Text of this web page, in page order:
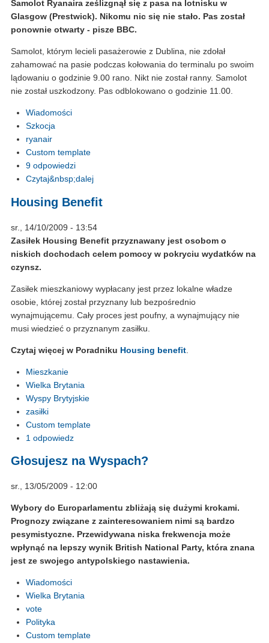
Samolot Ryanaira ześlizgnął się z pasa na lotnisku w
Glasgow (Prestwick). Nikomu nic się nie stało. Pas został
ponownie otwarty - pisze BBC.
Samolot, którym lecieli pasażerowie z Dublina, nie zdołał
zahamować na pasie podczas kołowania do terminalu po swoim
lądowaniu o godzinie 9.00 rano. Nikt nie został ranny. Samolot
nie został uszkodzony. Pas odblokowano o godzinie 11.00.
Wiadomości
Szkocja
ryanair
Custom template
9 odpowiedzi
Czytaj&nbsp;dalej
Housing Benefit
sr., 14/10/2009 - 13:54
Zasiłek Housing Benefit przyznawany jest osobom o
niskich dochodach celem pomocy w pokryciu wydatków na
czynsz.
Zasiłek mieszkaniowy wypłacany jest przez lokalne władze
osobie, której został przyznany lub bezpośrednio
wynajmującemu. Cały proces jest poufny, a wynajmujący nie
musi wiedzieć o przyznanym zasiłku.
Czytaj więcej w Poradniku Housing benefit
Mieszkanie
Wielka Brytania
Wyspy Brytyjskie
zasiłki
Custom template
1 odpowiedz
Głosujesz na Wyspach?
sr., 13/05/2009 - 12:00
Wybory do Europarlamentu zbliżają się dużymi krokami.
Prognozy związane z zainteresowaniem nimi są bardzo
pesymistyczne. Przewidywana niska frekwencja może
wpłynąć na lepszy wynik British National Party, która znana
jest ze swojego antypolskiego nastawienia.
Wiadomości
Wielka Brytania
vote
Polityka
Custom template